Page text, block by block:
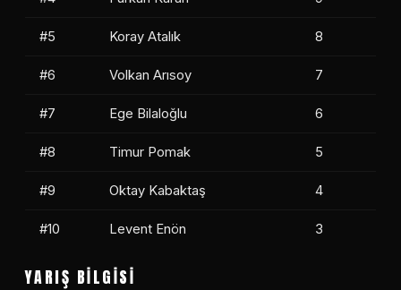
#5 Koray Atalık 8
#6 Volkan Arısoy 7
#7 Ege Bilaloğlu 6
#8 Timur Pomak 5
#9 Oktay Kabaktaş 4
#10 Levent Enön 3
YARIŞ BİLGİSİ